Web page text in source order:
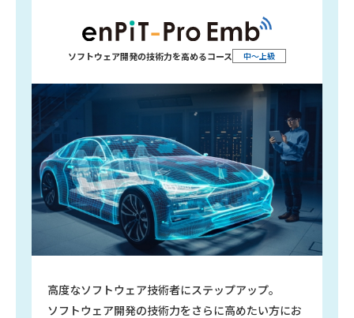
ソフトウェア開発の技術力を高めるコース 中～上級
高度なソフトウェア技術者にステップアップ。
ソフトウェア開発の技術力をさらに高めたい方にお